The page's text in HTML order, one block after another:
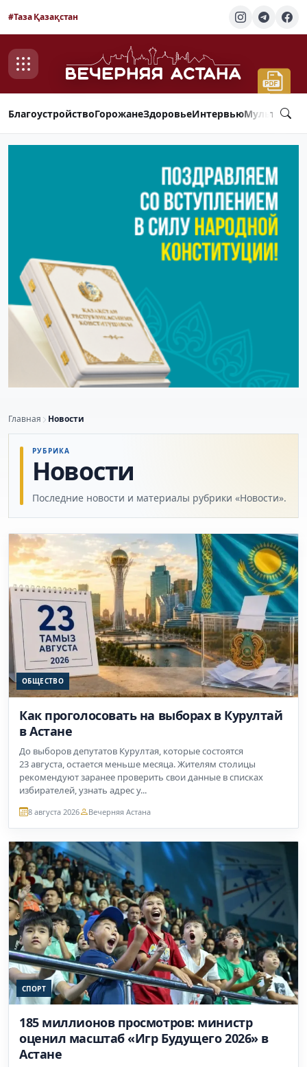
#Таза Қазақстан
БлагоустройствоГорожанеЗдоровьеИнтервью
Главная Новости
РУБРИКА
Новости
Последние новости и материалы рубрики «Новости».
ОБЩЕСТВО
Как проголосовать на выборах в Курултай
в Астане
До выборов депутатов Курултая, которые состоятся
23 августа, остается меньше месяца. Жителям столицы
рекомендуют заранее проверить свои данные в списках
избирателей, узнать адрес у...
8 августа 2026 Вечерняя Астана
СПОРТ
185 миллионов просмотров: министр
оценил масштаб «Игр Будущего 2026» в
Астане